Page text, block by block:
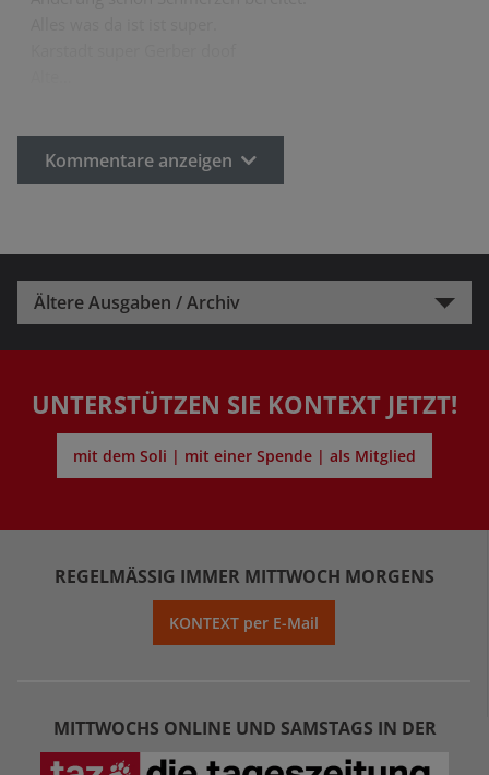
Kommentare anzeigen
Ältere Ausgaben / Archiv
UNTERSTÜTZEN SIE KONTEXT JETZT!
mit dem Soli | mit einer Spende | als Mitglied
REGELMÄSSIG IMMER MITTWOCH MORGENS
KONTEXT per E-Mail
MITTWOCHS ONLINE UND SAMSTAGS IN DER